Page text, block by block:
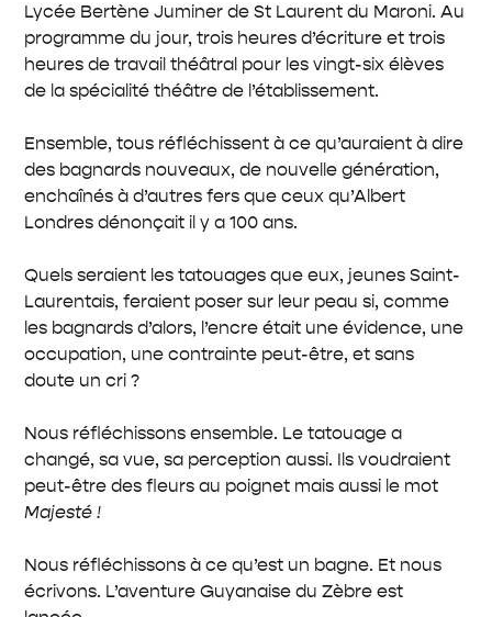
Lycée Bertène Juminer de St Laurent du Maroni. Au
programme du jour, trois heures d’écriture et trois
heures de travail théâtral pour les vingt-six élèves
de la spécialité théâtre de l’établissement.
Ensemble, tous réfléchissent à ce qu’auraient à dire
des bagnards nouveaux, de nouvelle génération,
enchaînés à d’autres fers que ceux qu’Albert
Londres dénonçait il y a 100 ans.
Quels seraient les tatouages que eux, jeunes Saint-
Laurentais, feraient poser sur leur peau si, comme
les bagnards d’alors, l’encre était une évidence, une
occupation, une contrainte peut-être, et sans
doute un cri ?
Nous réfléchissons ensemble. Le tatouage a
changé, sa vue, sa perception aussi. Ils voudraient
peut-être des fleurs au poignet mais aussi le mot
Majesté !
Nous réfléchissons à ce qu’est un bagne. Et nous
écrivons. L’aventure Guyanaise du Zèbre est